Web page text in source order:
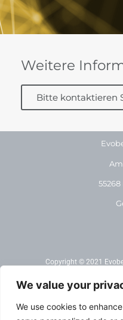
We value your
We use cookies to
Weitere
Bitte kontaktieren
Copyright © 2021
Tel: +49
Fax: +49